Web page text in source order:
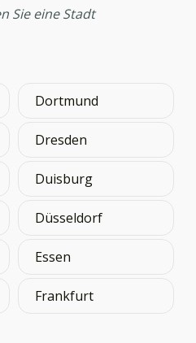
Sie eine Stadt
Dortmund
Dresden
Duisburg
Düsseldorf
Essen
Frankfurt